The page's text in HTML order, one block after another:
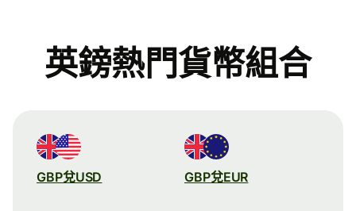
英鎊熱門貨幣組合
GBP兌USD GBP兌EUR